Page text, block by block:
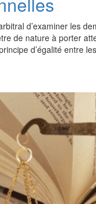
d’examiner les
de nature à porter
d’égalité entre